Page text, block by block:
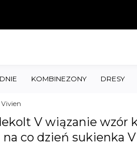
KOMBINEZONY DRESY
V wiązanie wzór
co dzień sukienka